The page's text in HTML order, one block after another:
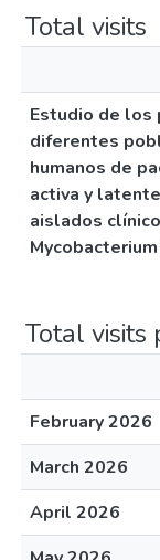
Total visits
Estudio de los
diferentes
humanos de
activa y
aislados
Total visits
February 2026
March 2026
April 2026